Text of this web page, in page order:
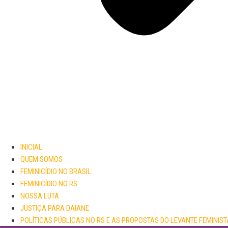
INICIAL
QUEM SOMOS
FEMINICÍDIO NO BRASIL
FEMINICÍDIO NO RS
NOSSA LUTA
JUSTIÇA PARA DAIANE
POLÍTICAS PÚBLICAS NO RS E AS PROPOSTAS DO LEVANTE